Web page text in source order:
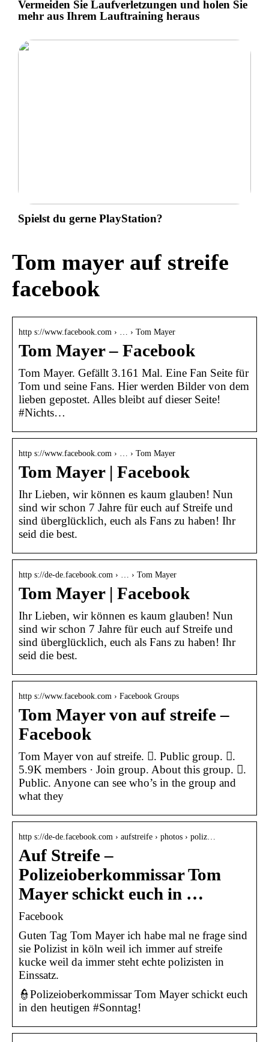
Vermeiden Sie Laufverletzungen und holen Sie
mehr aus Ihrem Lauftraining heraus
Spielst du gerne PlayStation?
Tom mayer auf streife
facebook
http s://www.facebook.com › … › Tom Mayer
Tom Mayer – Facebook
Tom Mayer. Gefällt 3.161 Mal. Eine Fan Seite für
Tom und seine Fans. Hier werden Bilder von dem
lieben gepostet. Alles bleibt auf dieser Seite!
#Nichts…
http s://www.facebook.com › … › Tom Mayer
Tom Mayer | Facebook
Ihr Lieben, wir können es kaum glauben! Nun
sind wir schon 7 Jahre für euch auf Streife und
sind überglücklich, euch als Fans zu haben! Ihr
seid die best.
http s://de-de.facebook.com › … › Tom Mayer
Tom Mayer | Facebook
Ihr Lieben, wir können es kaum glauben! Nun
sind wir schon 7 Jahre für euch auf Streife und
sind überglücklich, euch als Fans zu haben! Ihr
seid die best.
http s://www.facebook.com › Facebook Groups
Tom Mayer von auf streife –
Facebook
Tom Mayer von auf streife. 󱙺. Public group. 󰞋.
5.9K members · Join group. About this group. 󰟠.
Public. Anyone can see who’s in the group and
what they
http s://de-de.facebook.com › aufstreife › photos › poliz…
Auf Streife –
Polizeioberkommissar Tom
Mayer schickt euch in …
Facebook
Guten Tag Tom Mayer ich habe mal ne frage sind
sie Polizist in köln weil ich immer auf streife
kucke weil da immer steht echte polizisten in
Einssatz.
👮Polizeioberkommissar Tom Mayer schickt euch
in den heutigen #Sonntag!